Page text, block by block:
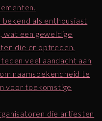
als enthousiast
een geweldige
die er optreden.
veel aandacht aan
naamsbekendheid te
voor toekomstige
die artiesten